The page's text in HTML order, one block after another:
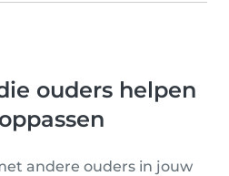
ouders helpen
andere ouders in jouw